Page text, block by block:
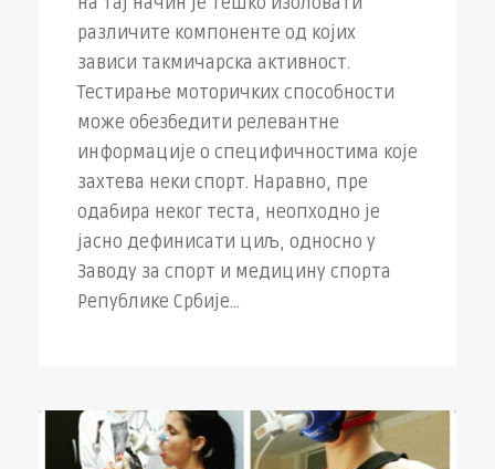
различите компоненте од којих
зависи такмичарска активност.
Тестирање моторичких способности
може обезбедити релевантне
информације о специфичностима које
захтева неки спорт. Наравно, пре
одабира неког теста, неопходно је
јасно дефинисати циљ, односно у
Заводу за спорт и медицину спорта
Републике Србије...